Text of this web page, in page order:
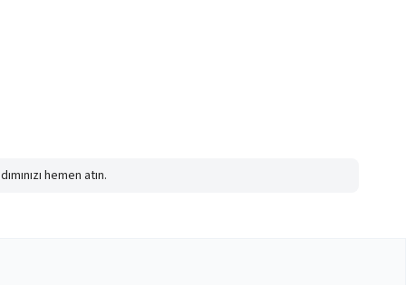
hemen atın.